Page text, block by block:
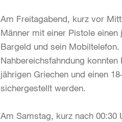
Am Freitagabend, kurz vor
Männer mit einer Pistole
Bargeld und sein
Nahbereichsfahndung
jährigen Griechen und einen
sichergestellt werden.
Am Samstag, kurz nach 00:30